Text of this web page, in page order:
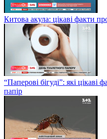
Китова акула: цікаві факти
“Паперові бігуді”: які
папір